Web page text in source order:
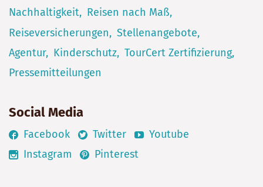
Nachhaltigkeit
Reisen nach Maß
Reiseversicherungen
Stellenangebote
Agentur
Kinderschutz TourCert Zertifizierung
Pressemitteilungen
Social Media
Facebook Twitter
Youtube
Instagram
Pinterest